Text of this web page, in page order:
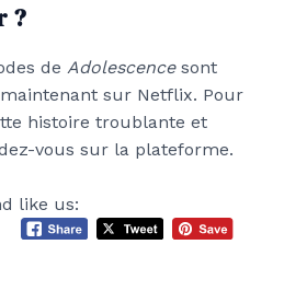
?
de Adolescencesont
sur Netflix. Pour
histoire troublante et
vous sur la plateforme.
like us: